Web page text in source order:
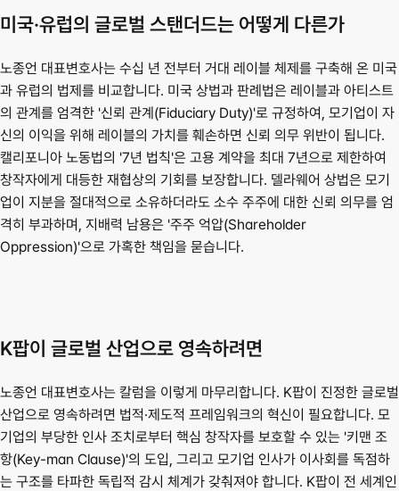
미국·유럽의 글로벌 스탠더드는 어떻게 다른가
노종언 대표변호사는 수십 년 전부터 거대 레이블 체제를 구축해 온 미국
과 유럽의 법제를 비교합니다. 미국 상법과 판례법은 레이블과 아티스트
의 관계를 엄격한 '신뢰 관계(Fiduciary Duty)'로 규정하여, 모기업이 자
신의 이익을 위해 레이블의 가치를 훼손하면 신뢰 의무 위반이 됩니다.
캘리포니아 노동법의 '7년 법칙'은 고용 계약을 최대 7년으로 제한하여
창작자에게 대등한 재협상의 기회를 보장합니다. 델라웨어 상법은 모기
업이 지분을 절대적으로 소유하더라도 소수 주주에 대한 신뢰 의무를 엄
격히 부과하며, 지배력 남용은 '주주 억압(Shareholder
Oppression)'으로 가혹한 책임을 묻습니다.
K팝이 글로벌 산업으로 영속하려면
노종언 대표변호사는 칼럼을 이렇게 마무리합니다. K팝이 진정한 글로벌
산업으로 영속하려면 법적·제도적 프레임워크의 혁신이 필요합니다. 모
기업의 부당한 인사 조치로부터 핵심 창작자를 보호할 수 있는 '키맨 조
항(Key-man Clause)'의 도입, 그리고 모기업 인사가 이사회를 독점하
는 구조를 타파한 독립적 감시 체계가 갖춰져야 합니다. K팝이 전 세계인